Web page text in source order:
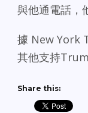
與他通電話，
據 New York
其他支持
Share this: